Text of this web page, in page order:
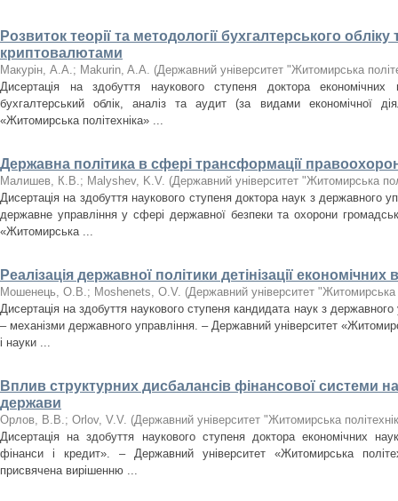
Розвиток теорії та методології бухгалтерського
криптовалютами
Макурін, А.А.; Makurin, A.A. (Державний університет "Житомирська
Дисертація на здобуття наукового ступеня доктора
бухгалтерський облік, аналіз та аудит (за видами економічної
«Житомирська політехніка» ...
Державна політика в сфері трансформації
Малишев, К.В.; Malyshev, K.V. (Державний університет "Житомирська
Дисертація на здобуття наукового ступеня доктора наук з державного
державне управління у сфері державної безпеки та охорони
«Житомирська ...
Реалізація державної політики детінізації економічних
Мошенець, О.В.; Moshenets, O.V. (Державний університет "Житомирська
Дисертація на здобуття наукового ступеня кандидата наук з
– механізми державного управління. – Державний університет
і науки ...
Вплив структурних дисбалансів фінансової системи
держави
Орлов, В.В.; Orlov, V.V. (Державний університет "Житомирська
Дисертація на здобуття наукового ступеня доктора економічних
фінанси і кредит». – Державний університет «Житомирська
присвячена вирішенню ...